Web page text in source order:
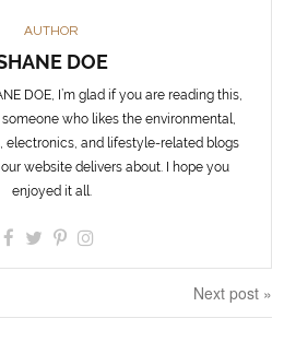
AUTHOR
DOE
DOE, I’m glad if you are reading this,
who likes the environmental,
electronics, and lifestyle-related blogs
website delivers about. I hope you
enjoyed it all.
Next post »